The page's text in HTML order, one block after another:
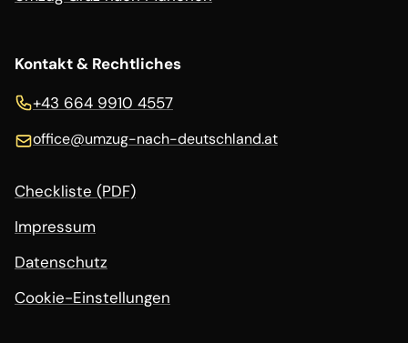
Kontakt & Rechtliches
+43 664 9910 4557
office@umzug-nach-deutschland.at
Checkliste (PDF)
Impressum
Datenschutz
Cookie-Einstellungen